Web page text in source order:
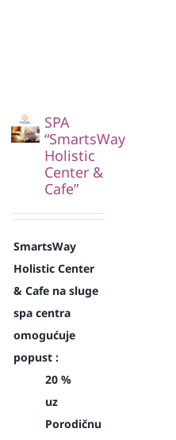
SPA
“SmartsWay
Holistic
Center &
Cafe”
SmartsWay
Holistic Center
& Cafe na sluge
spa centra
omogućuje
popust :
20 %
uz
Porodičnu